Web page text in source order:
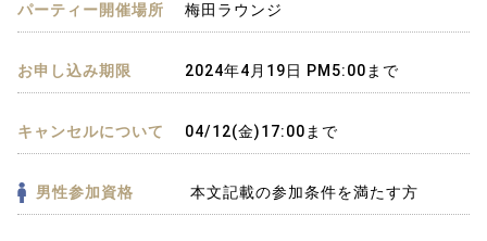
パーティー開催場所 梅田ラウンジ
お申し込み期限 2024年4月19日 PM5:00まで
キャンセルについて 04/12(金)17:00まで
男性参加資格 本文記載の参加条件を満たす方